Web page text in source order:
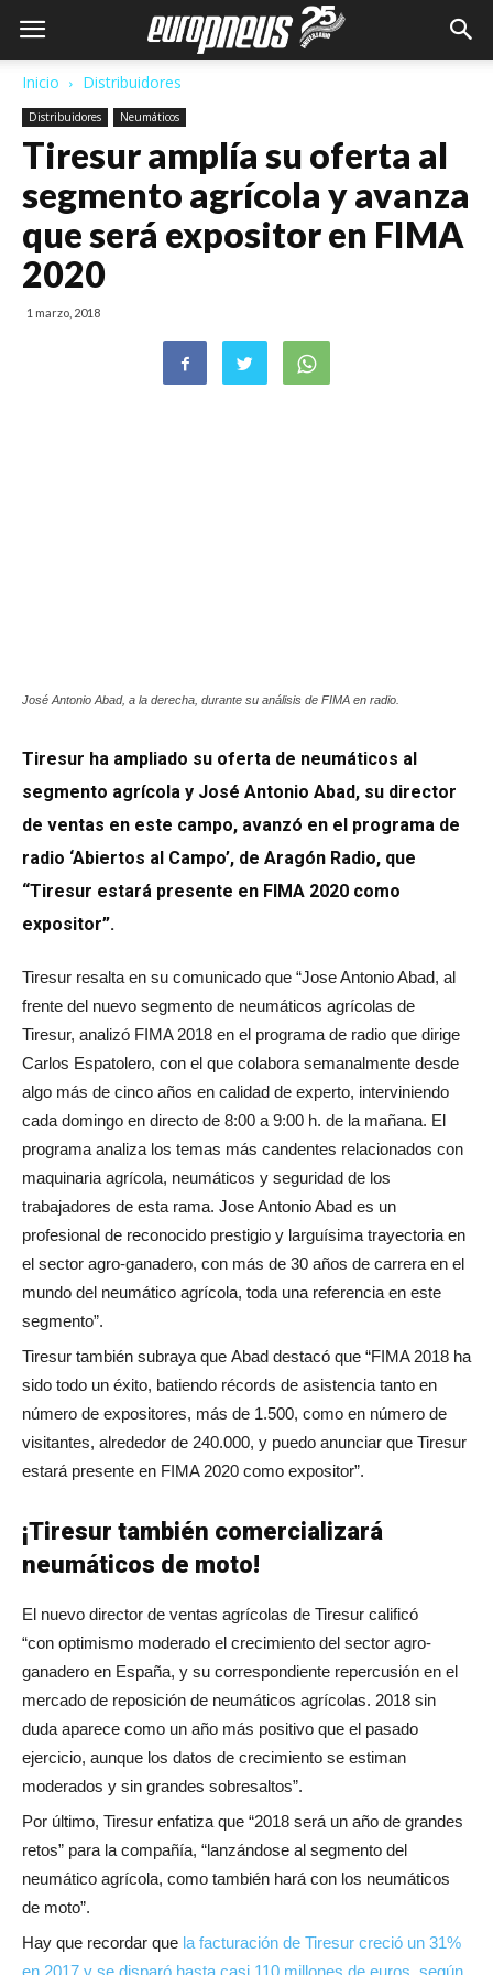
Inicio Distribuidores
Distribuidores Neumáticos
Tiresur amplía su oferta al
segmento agrícola y avanza
que será expositor en FIMA
2020
1 marzo, 2018
José Antonio Abad, a la derecha, durante su análisis de FIMA en radio.
Tiresur ha ampliado su oferta de neumáticos al
segmento agrícola y José Antonio Abad, su director
de ventas en este campo, avanzó en el programa de
radio ‘Abiertos al Campo’, de Aragón Radio, que
“Tiresur estará presente en FIMA 2020 como
expositor”.
Tiresur resalta en su comunicado que “Jose Antonio Abad, al
frente del nuevo segmento de neumáticos agrícolas de
Tiresur, analizó FIMA 2018 en el programa de radio que dirige
Carlos Espatolero, con el que colabora semanalmente desde
algo más de cinco años en calidad de experto, interviniendo
cada domingo en directo de 8:00 a 9:00 h. de la mañana. El
programa analiza los temas más candentes relacionados con
maquinaria agrícola, neumáticos y seguridad de los
trabajadores de esta rama. Jose Antonio Abad es un
profesional de reconocido prestigio y larguísima trayectoria en
el sector agro-ganadero, con más de 30 años de carrera en el
mundo del neumático agrícola, toda una referencia en este
segmento”.
Tiresur también subraya que Abad destacó que “FIMA 2018 ha
sido todo un éxito, batiendo récords de asistencia tanto en
número de expositores, más de 1.500, como en número de
visitantes, alrededor de 240.000, y puedo anunciar que Tiresur
estará presente en FIMA 2020 como expositor”.
¡Tiresur también comercializará
neumáticos de moto!
El nuevo director de ventas agrícolas de Tiresur calificó
“con optimismo moderado el crecimiento del sector agro-
ganadero en España, y su correspondiente repercusión en el
mercado de reposición de neumáticos agrícolas. 2018 sin
duda aparece como un año más positivo que el pasado
ejercicio, aunque los datos de crecimiento se estiman
moderados y sin grandes sobresaltos”.
Por último, Tiresur enfatiza que “2018 será un año de grandes
retos” para la compañía, “lanzándose al segmento del
neumático agrícola, como también hará con los neumáticos
de moto”.
Hay que recordar que la facturación de Tiresur creció un 31%
en 2017 y se disparó hasta casi 110 millones de euros, según